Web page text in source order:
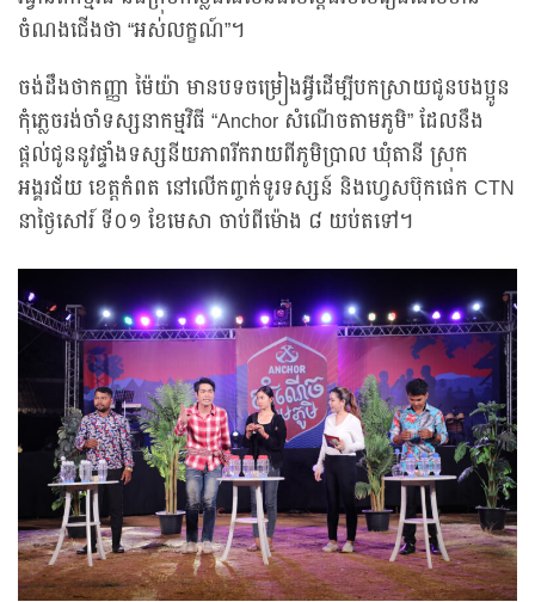
ចំណងជើងថា “អស់លក្ខណ៍”។
ចង់ដឹងថាកញ្ញា ម៉ៃយ៉ា មានបទចម្រៀងអ្វីដើម្បីបកស្រាយជូនបងប្អូន
កុំភ្លេចរង់ចាំទស្សនាកម្មវិធី “Anchor សំណើចតាមភូមិ” ដែលនឹង
ផ្ដល់ជូននូវផ្ទាំងទស្សនីយភាពរីករាយពីភូមិប្រាល ឃុំតានី ស្រុក
អង្គរជ័យ ខេត្តកំពត នៅលើកញ្ចក់ទូរទស្សន៍ និងហ្វេសប៊ុកផេក CTN
នាថ្ងៃសៅរ៍ ទី០១ ខែមេសា ចាប់ពីម៉ោង ៨ យប់តទៅ។